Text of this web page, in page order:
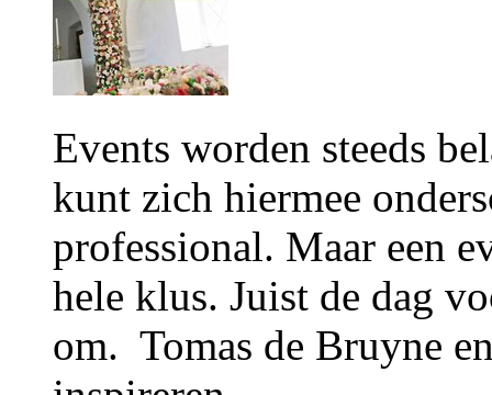
Events worden steeds
kunt zich hiermee
professional. Maar een
hele klus. Juist de dag
om. Tomas de Bruyne